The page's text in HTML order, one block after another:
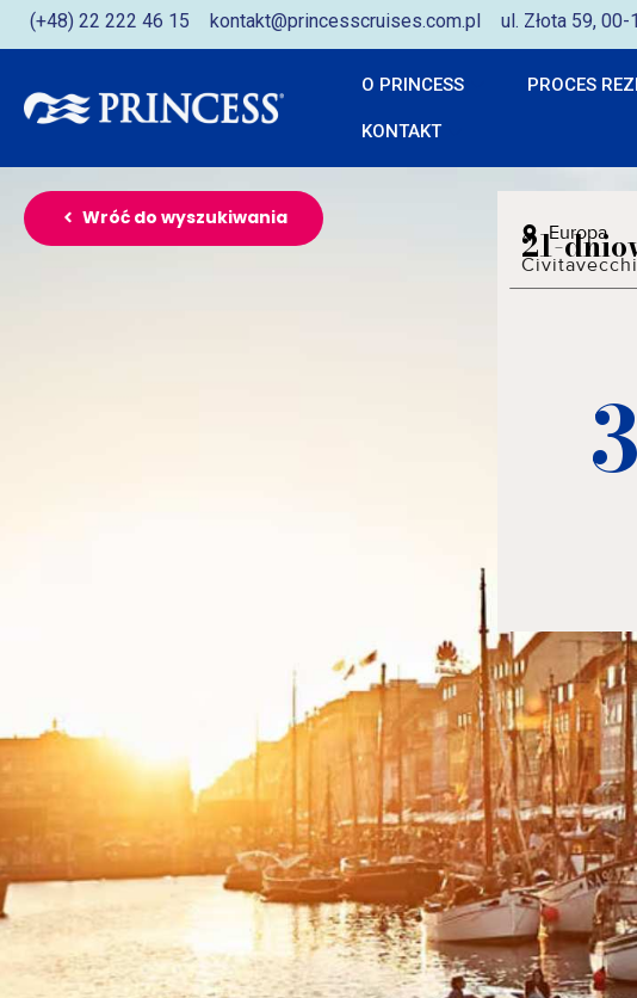
(+48) 22 222 46 15 kontakt@princesscruises.com.pl ul. Złota 59,
O PRINCESS PROCES
KONTAKT
Wróć do wyszukiwania
Europa
21-